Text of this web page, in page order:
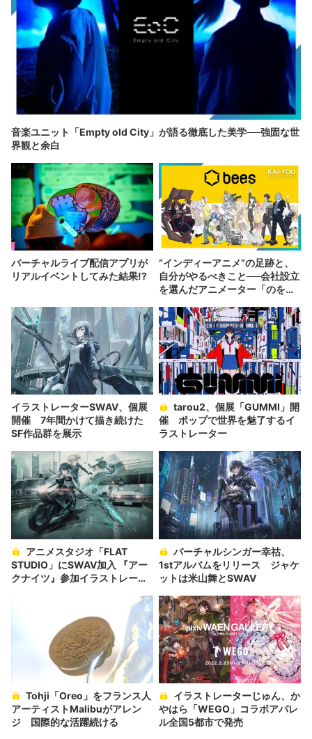
音楽ユニット「Empty old City」が語る徹底した美学──強固な世
界観と余白
バーチャルライブ配信アプリが
リアルイベントしてみた結果!?
“インディーアニメ“の足跡と、
自分がやるべきこと──会社設立
を選んだアニメーター「のを
イラストレーターSWAV、個展
開催 7年間かけて描き続けた
SF作品群を展示
催 ポップで世界を魅了するイ
ラストレーター
STUDIO」にSWAV加入 『アー
クナイツ』参加イラストレータ
1stアルバムをリリース ジャケ
ットは米山舞とSWAV
アーティストMalibuがアレン
ジ 国際的な活躍続ける
やはら「WEGO」コラボアパレ
ル全国5都市で発売